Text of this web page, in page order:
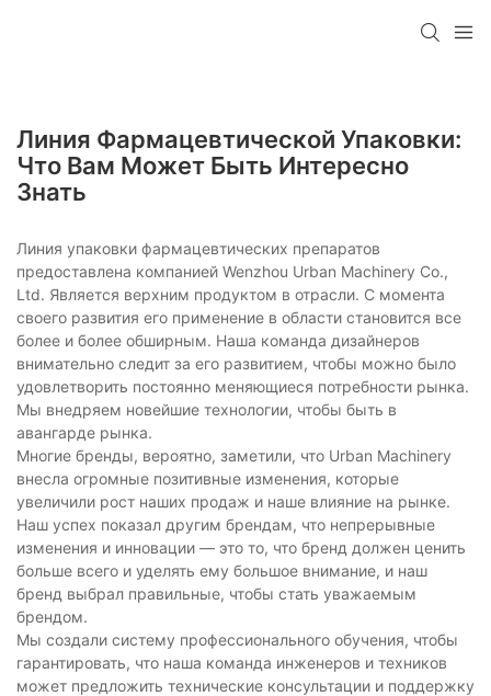
Линия Фармацевтической Упаковки:
Что Вам Может Быть Интересно
Знать
Линия упаковки фармацевтических препаратов
предоставлена ​​компанией Wenzhou Urban Machinery Co.,
Ltd. Является верхним продуктом в отрасли. С момента
своего развития его применение в области становится все
более и более обширным. Наша команда дизайнеров
внимательно следит за его развитием, чтобы можно было
удовлетворить постоянно меняющиеся потребности рынка.
Мы внедряем новейшие технологии, чтобы быть в
авангарде рынка.
Многие бренды, вероятно, заметили, что Urban Machinery
внесла огромные позитивные изменения, которые
увеличили рост наших продаж и наше влияние на рынке.
Наш успех показал другим брендам, что непрерывные
изменения и инновации — это то, что бренд должен ценить
больше всего и уделять ему большое внимание, и наш
бренд выбрал правильные, чтобы стать уважаемым
брендом.
Мы создали систему профессионального обучения, чтобы
гарантировать, что наша команда инженеров и техников
может предложить технические консультации и поддержку